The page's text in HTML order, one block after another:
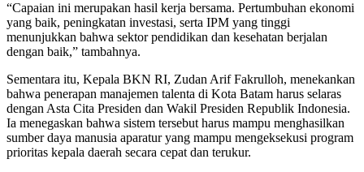
“Capaian ini merupakan hasil kerja bersama. Pertumbuhan ekonomi
yang baik, peningkatan investasi, serta IPM yang tinggi
menunjukkan bahwa sektor pendidikan dan kesehatan berjalan
dengan baik,” tambahnya.
Sementara itu, Kepala BKN RI, Zudan Arif Fakrulloh, menekankan
bahwa penerapan manajemen talenta di Kota Batam harus selaras
dengan Asta Cita Presiden dan Wakil Presiden Republik Indonesia.
Ia menegaskan bahwa sistem tersebut harus mampu menghasilkan
sumber daya manusia aparatur yang mampu mengeksekusi program
prioritas kepala daerah secara cepat dan terukur.